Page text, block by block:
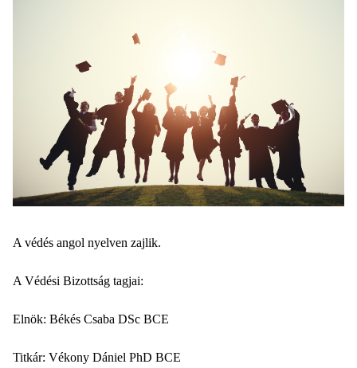
A védés angol nyelven zajlik.
A Védési Bizottság tagjai:
Elnök: Békés Csaba DSc BCE
Titkár: Vékony Dániel PhD BCE